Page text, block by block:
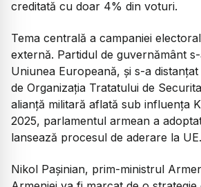
creditată cu doar 4% din voturi.
Tema centrală a campaniei
externă. Partidul de guvernământ
Uniunea Europeană, și s-a
de Organizația Tratatului de
alianță militară aflată sub influența
2025, parlamentul armean a
lansează procesul de aderare la UE.
Nikol Pașinian, prim-ministrul